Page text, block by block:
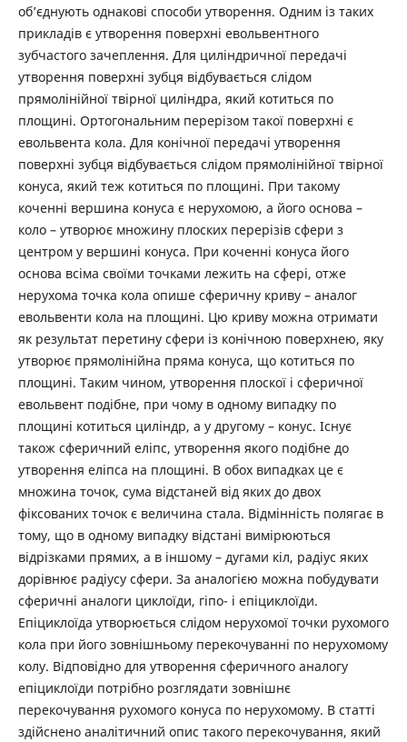
об’єднують однакові способи утворення. Одним із таких
прикладів є утворення поверхні евольвентного
зубчастого зачеплення. Для циліндричної передачі
утворення поверхні зубця відбувається слідом
прямолінійної твірної циліндра, який котиться по
площині. Ортогональним перерізом такої поверхні є
евольвента кола. Для конічної передачі утворення
поверхні зубця відбувається слідом прямолінійної твірної
конуса, який теж котиться по площині. При такому
коченні вершина конуса є нерухомою, а його основа –
коло – утворює множину плоских перерізів сфери з
центром у вершині конуса. При коченні конуса його
основа всіма своїми точками лежить на сфері, отже
нерухома точка кола опише сферичну криву – аналог
евольвенти кола на площині. Цю криву можна отримати
як результат перетину сфери із конічною поверхнею, яку
утворює прямолінійна пряма конуса, що котиться по
площині. Таким чином, утворення плоскої і сферичної
евольвент подібне, при чому в одному випадку по
площині котиться циліндр, а у другому – конус. Існує
також сферичний еліпс, утворення якого подібне до
утворення еліпса на площині. В обох випадках це є
множина точок, сума відстаней від яких до двох
фіксованих точок є величина стала. Відмінність полягає в
тому, що в одному випадку відстані вимірюються
відрізками прямих, а в іншому – дугами кіл, радіус яких
дорівнює радіусу сфери. За аналогією можна побудувати
сферичні аналоги циклоїди, гіпо- і епіциклоїди.
Епіциклоїда утворюється слідом нерухомої точки рухомого
кола при його зовнішньому перекочуванні по нерухомому
колу. Відповідно для утворення сферичного аналогу
епіциклоїди потрібно розглядати зовнішнє
перекочування рухомого конуса по нерухомому. В статті
здійснено аналітичний опис такого перекочування, який